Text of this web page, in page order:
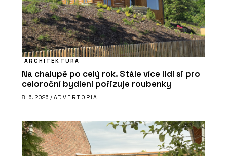
ARCHITEKTURA
Na chalupě po celý rok. Stále více lidí si pro
celoroční bydlení pořizuje roubenky
8. 6. 2026 / ADVERTORIAL